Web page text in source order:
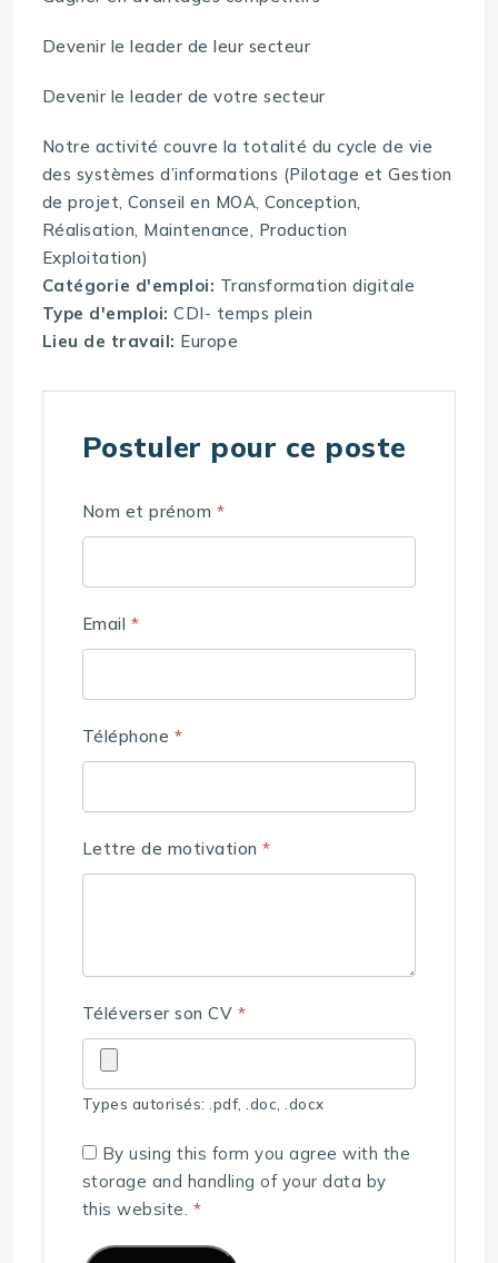
Devenir le leader de leur secteur
Devenir le leader de votre secteur
Notre activité couvre la totalité du cycle de vie
des systèmes d’informations (Pilotage et Gestion
de projet, Conseil en MOA, Conception,
Réalisation, Maintenance, Production
Exploitation)
Catégorie d'emploi: Transformation digitale
Type d'emploi:CDI- temps plein
Lieu de travail: Europe
Postuler pour ce poste
Nom et prénom *
Email *
Téléphone *
Lettre de motivation*
Téléverser son CV *
Types autorisés: .pdf, .doc, .docx
By using this form you agree with the
storage and handling of your data by
this website. *